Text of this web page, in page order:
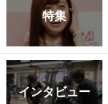
特集
インタビュー